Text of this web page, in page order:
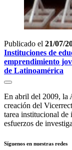
Publicado el 21/07/
Instituciones de
emprendimiento
de Latinoamérica
En abril del 2009, la
creación del
tarea institucional
esfuerzos de
Síguenos en nuestras redes